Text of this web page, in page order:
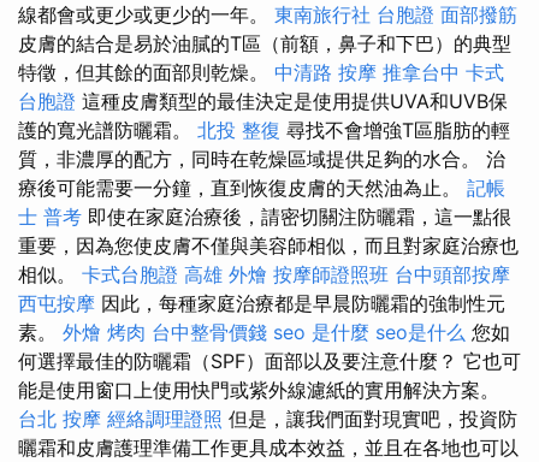
線都會或更少或更少的一年。 東南旅行社 台胞證 面部撥筋
皮膚的結合是易於油膩的T區（前額，鼻子和下巴）的典型
特徵，但其餘的面部則乾燥。 中清路 按摩 推拿台中 卡式
台胞證 這種皮膚類型的最佳決定是使用提供UVA和UVB保
護的寬光譜防曬霜。 北投 整復 尋找不會增強T區脂肪的輕
質，非濃厚的配方，同時在乾燥區域提供足夠的水合。 治
療後可能需要一分鐘，直到恢復皮膚的天然油為止。 記帳
士 普考 即使在家庭治療後，請密切關注防曬霜，這一點很
重要，因為您使皮膚不僅與美容師相似，而且對家庭治療也
相似。 卡式台胞證 高雄 外燴 按摩師證照班 台中頭部按摩
西屯按摩 因此，每種家庭治療都是早晨防曬霜的強制性元
素。 外燴 烤肉 台中整骨價錢 seo 是什麼 seo是什么 您如
何選擇最佳的防曬霜（SPF）面部以及要注意什麼？ 它也可
能是使用窗口上使用快門或紫外線濾紙的實用解決方案。
台北 按摩 經絡調理證照 但是，讓我們面對現實吧，投資防
曬霜和皮膚護理準備工作更具成本效益，並且在各地也可以